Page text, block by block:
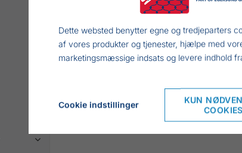

Dette websted benytter egne og tredjeparters
af vores produkter og tjenester, hjælpe med
marketingsmæssige indsats og levere indhold
Cookie indstillinger
KUN
COOKIES